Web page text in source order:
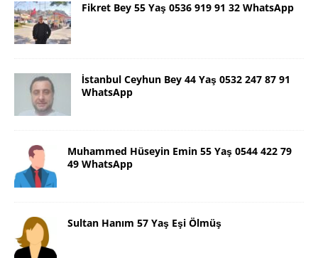
Fikret Bey 55 Yaş 0536 919 91 32 WhatsApp
İstanbul Ceyhun Bey 44 Yaş 0532 247 87 91
WhatsApp
Muhammed Hüseyin Emin 55 Yaş 0544 422 79
49 WhatsApp
Sultan Hanım 57 Yaş Eşi Ölmüş